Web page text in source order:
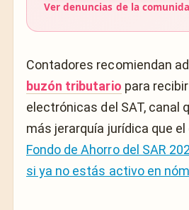
Ver denuncias de la
Contadores recomiendan
buzón tributario para
electrónicas del SAT, canal
más jerarquía jurídica que
Fondo de Ahorro del SAR
si ya no estás activo en